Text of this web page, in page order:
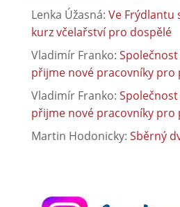
Lenka Úžasná: Ve Frýdlantu
kurz včelařství pro dospělé
Vladimír Franko: Společnost
přijme nové pracovníky pro
Vladimír Franko: Společnost
přijme nové pracovníky pro
Martin Hodonicky: Sběrný